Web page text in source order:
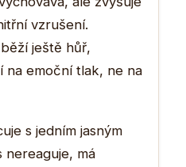
vzrušení.
ještě hůř,
na emoční tlak, ne na
s jedním jasným
nereaguje, má